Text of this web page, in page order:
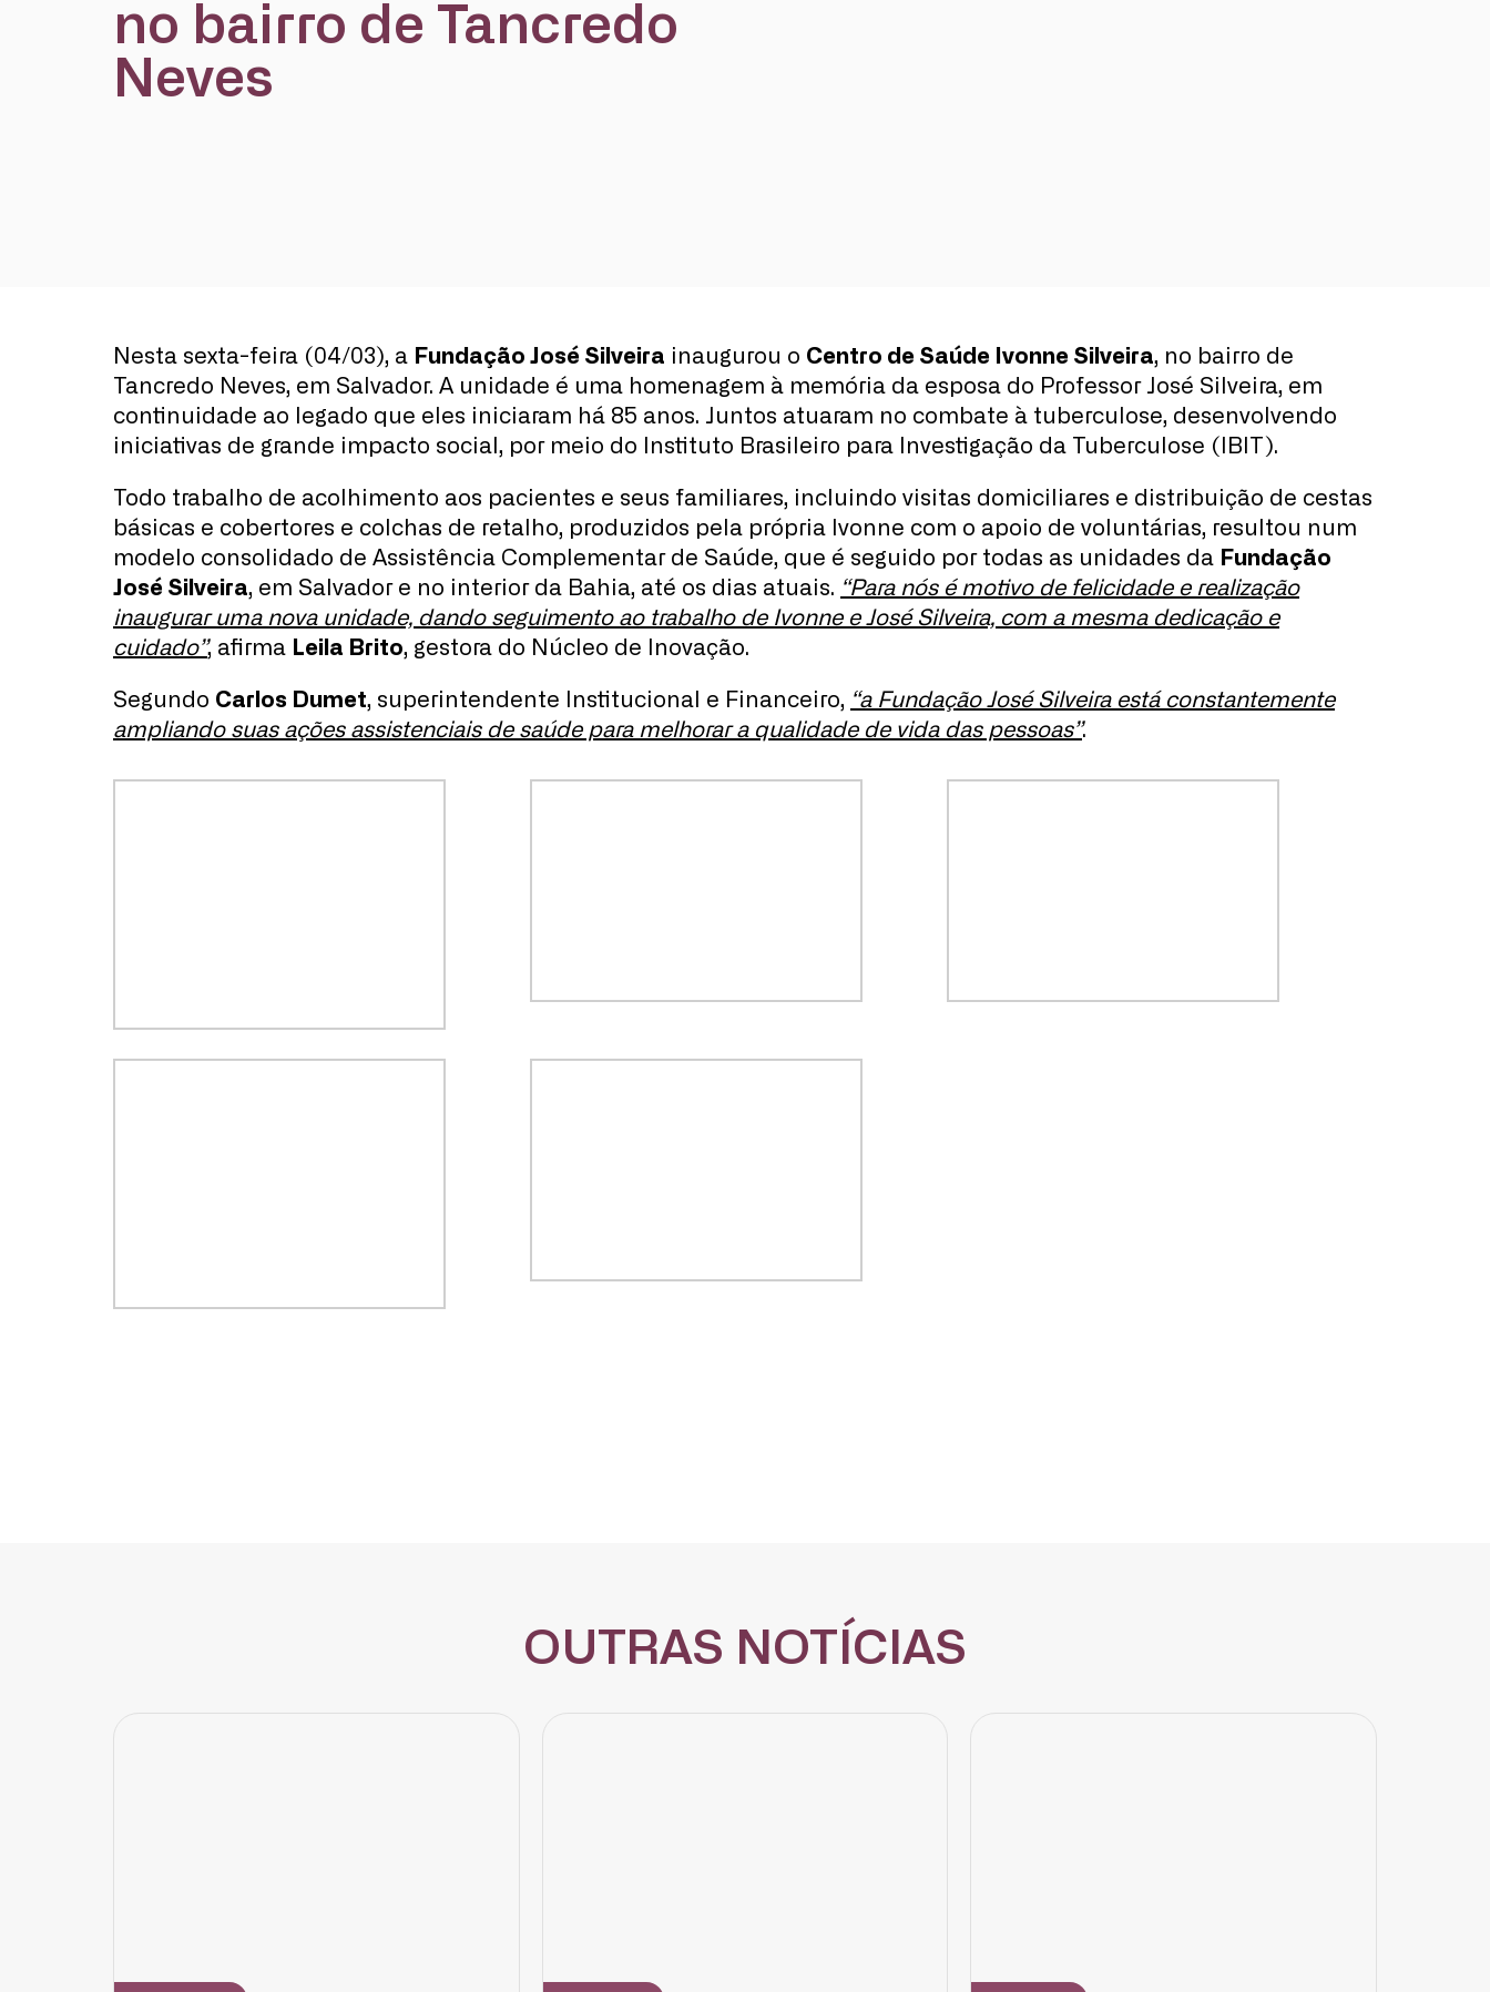
no bairro de Tancredo
Neves
Nesta sexta-feira (04/03), a Fundação José Silveira inaugurou o Centro de Saúde Ivonne Silveira, no bairro de
Tancredo Neves, em Salvador. A unidade é uma homenagem à memória da esposa do Professor José Silveira, em
continuidade ao legado que eles iniciaram há 85 anos. Juntos atuaram no combate à tuberculose, desenvolvendo
iniciativas de grande impacto social, por meio do Instituto Brasileiro para Investigação da Tuberculose (IBIT).
Todo trabalho de acolhimento aos pacientes e seus familiares, incluindo visitas domiciliares e distribuição de cestas
básicas e cobertores e colchas de retalho, produzidos pela própria Ivonne com o apoio de voluntárias, resultou num
modelo consolidado de Assistência Complementar de Saúde, que é seguido por todas as unidades da Fundação
José Silveira, em Salvador e no interior da Bahia, até os dias atuais. “Para nós é motivo de felicidade e realização
inaugurar uma nova unidade, dando seguimento ao trabalho de Ivonne e José Silveira, com a mesma dedicação e
cuidado”, afirma Leila Brito, gestora do Núcleo de Inovação.
Segundo Carlos Dumet, superintendente Institucional e Financeiro, “a Fundação José Silveira está constantemente
ampliando suas ações assistenciais de saúde para melhorar a qualidade de vida das pessoas”.
OUTRAS NOTÍCIAS